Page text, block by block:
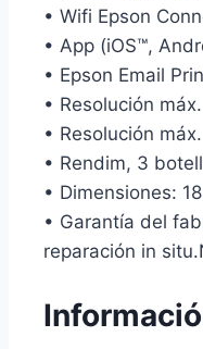
• Wifi Epson
• App (iOS™,
• Epson Email
• Resolución
• Resolución
• Rendim, 3
• Dimensiones:
• Garantía del
reparación in